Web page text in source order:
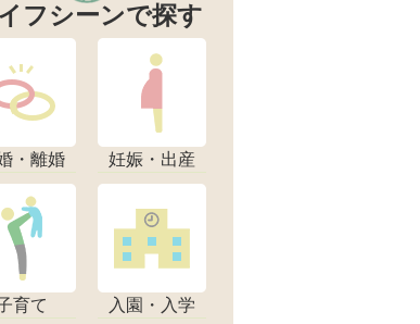
フシーンで探す
・離婚 妊娠・出産
育て 入園・入学